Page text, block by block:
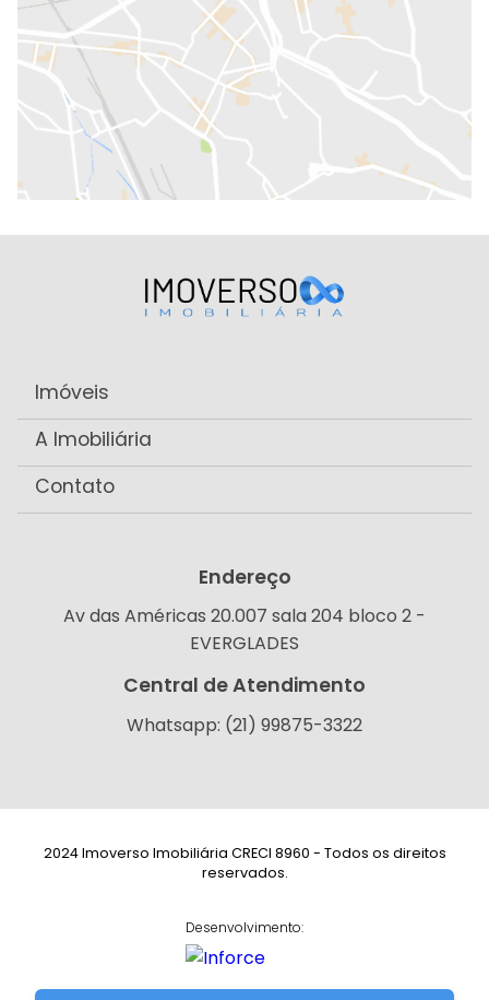
Imóveis
A Imobiliária
Contato
Endereço
Av das Américas 20.007 sala 204 bloco 2 -
EVERGLADES
Central de Atendimento
Whatsapp: (21) 99875-3322
2024 Imoverso Imobiliária CRECI 8960 - Todos os direitos
reservados.
Desenvolvimento: